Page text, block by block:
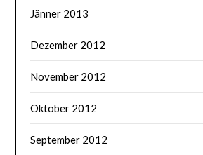
Jänner 2013
Dezember 2012
November 2012
Oktober 2012
September 2012